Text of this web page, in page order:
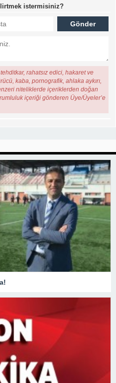
istermisiniz?
rahatsız edici, hakaret ve
kaba, pornografik, ahlaka aykırı,
niteliklerde içeriklerden doğan
içeriği gönderen Üye/Üyeler’e